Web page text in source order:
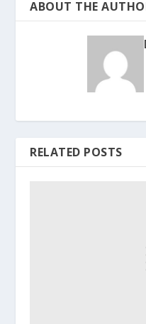
ABOUT THE
RELATED POSTS